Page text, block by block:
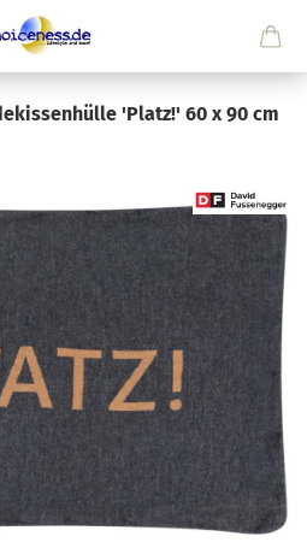
'Platz!' 60 x 90 cm